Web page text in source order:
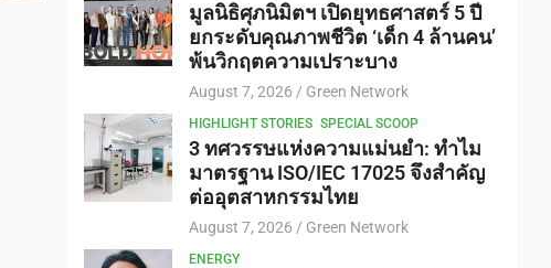
มูลนิธิศุภนิมิตฯ เปิดยุทธศาสตร์ 5 ปี
ยกระดับคุณภาพชีวิต ‘เด็ก 4 ล้านคน’
พ้นวิกฤตความเปราะบาง
August 7, 2026 Green Network
HIGHLIGHT STORIES SPECIAL SCOOP
3 ทศวรรษแห่งความแม่นยำ: ทำไม
มาตรฐาน ISO/IEC 17025 จึงสำคัญ
ต่ออุตสาหกรรมไทย
August 7, 2026 Green Network
ENERGY